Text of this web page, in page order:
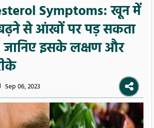
Symptoms: खून में
से आंखों पर पड़ सकता
जानिए इसके लक्षण और
Sep 06, 2023